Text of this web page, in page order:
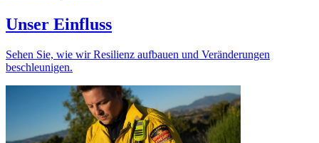
Unser Einfluss
Sehen Sie, wie wir Resilienz aufbauen und Veränderungen
beschleunigen.